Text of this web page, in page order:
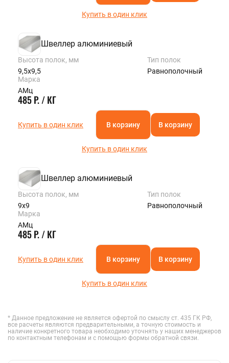
Купить в один клик
Швеллер алюминиевый
Высота полок, мм
9,5х9,5
Тип полок
Равнополочный
Марка
АМц
485 Р. / КГ
Купить в один клик В корзину В корзину
Купить в один клик
Швеллер алюминиевый
Высота полок, мм
9х9
Тип полок
Равнополочный
Марка
АМц
485 Р. / КГ
Купить в один клик В корзину В корзину
Купить в один клик
* Данное предложение не является офертой по смыслу ст. 435 ГК РФ,
все расчеты являются предварительными, а точную стоимость и
наличие конкретного товара необходимо уточнять у наших менеджеров
по контактным телефонам и с помощью формы обратной связи.